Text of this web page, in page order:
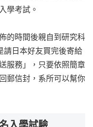
學考試。
的時間後親自到研究科
請日本好友買完後寄給
服務」，只要依照簡章
郵信封，系所可以幫你